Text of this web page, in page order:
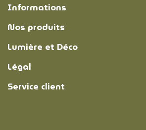
Informations
Nos produits
Lumière et Déco
Légal
Service client